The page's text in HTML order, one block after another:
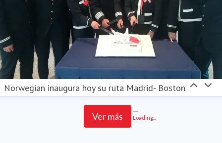
Norwegian inaugura hoy su ruta Madrid- Boston
Ver más Loading...